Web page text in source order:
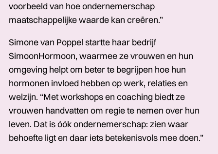
voorbeeld van hoe ondernemerschap
maatschappelijke waarde kan creëren.”
Simone van Poppel startte haar bedrijf
SimoonHormoon, waarmee ze vrouwen en hun
omgeving helpt om beter te begrijpen hoe hun
hormonen invloed hebben op werk, relaties en
welzijn. “Met workshops en coaching biedt ze
vrouwen handvatten om regie te nemen over hun
leven. Dat is óók ondernemerschap: zien waar
behoefte ligt en daar iets betekenisvols mee doen.”